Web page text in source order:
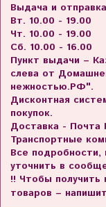
Выдача и
Вт. 10.00 - 19.00
Чт. 10.00 - 19.00
Сб. 10.00 - 16.00
Пункт выдачи –
слева от
нежностью.РФ".
Дисконтная
покупок.
Доставка - Почта
Транспортные
Все
уточнить в
!! Чтобы получить
товаров –